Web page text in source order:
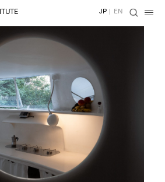
JP | EN